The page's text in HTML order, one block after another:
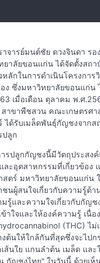
าจารย์มนต์ชัย ดวงจินดา ร
ยาลัยขอนแก่น ได้จัดตั้งสถ
หลักในการดำเนินโครงกา
อง ซึ่งมหาวิทยาลัยขอนแก่
เมื่อเดือน ตุลาคม พ.ศ
าขาพืชสวน คณะเกษตรศ
ได้รับเมล็ดพันธุ์กัญชงจาก
ปลูก
รปลูกกัญชงนี้มีวัตถุประสง
ละอุตสาหกรรมที่เกี่ยวข้อง
สตร์ มหาวิทยาลัยขอนแก่น
ชนผู้สนใจเกี่ยวกับความรู้ด้
มรู้และความใจเกี่ยวกับกัญช
ข้าใจและให้องค์ความรู้ เนื่
(THC) ไ
งต้นให้ใกล้กันที่สุดซึ่งจะไป
เส้นใย แกนลำต้น เมล็ด แล
กัญชงไทย" ในวันนี้ ด้วยเห็